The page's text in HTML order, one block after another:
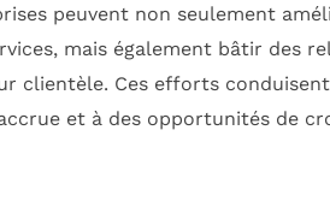
peuvent non seulement
mais également bâtir des
clientèle. Ces efforts
et à des opportunités de